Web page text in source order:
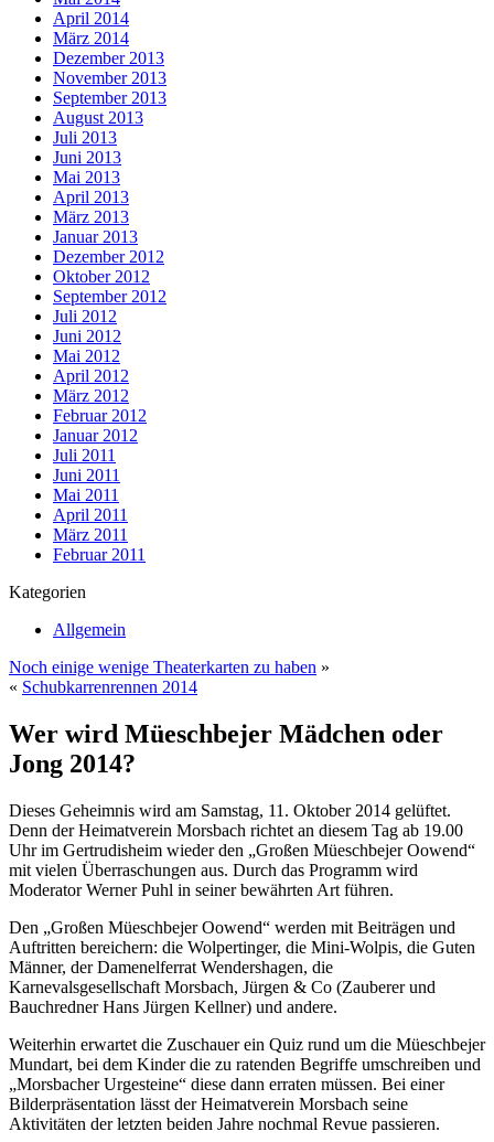
April 2014
März 2014
Dezember 2013
November 2013
September 2013
August 2013
Juli 2013
Juni 2013
Mai 2013
April 2013
März 2013
Januar 2013
Dezember 2012
Oktober 2012
September 2012
Juli 2012
Juni 2012
Mai 2012
April 2012
März 2012
Februar 2012
Januar 2012
Juli 2011
Juni 2011
Mai 2011
April 2011
März 2011
Februar 2011
Kategorien
Allgemein
Noch einige wenige Theaterkarten zu haben »
« Schubkarrenrennen 2014
Wer wird Müeschbejer Mädchen oder
Jong 2014?
Dieses Geheimnis wird am Samstag, 11. Oktober 2014 gelüftet.
Denn der Heimatverein Morsbach richtet an diesem Tag ab 19.00
Uhr im Gertrudisheim wieder den „Großen Müeschbejer Oowend“
mit vielen Überraschungen aus. Durch das Programm wird
Moderator Werner Puhl in seiner bewährten Art führen.
Den „Großen Müeschbejer Oowend“ werden mit Beiträgen und
Auftritten bereichern: die Wolpertinger, die Mini-Wolpis, die Guten
Männer, der Damenelferrat Wendershagen, die
Karnevalsgesellschaft Morsbach, Jürgen & Co (Zauberer und
Bauchredner Hans Jürgen Kellner) und andere.
Weiterhin erwartet die Zuschauer ein Quiz rund um die Müeschbejer
Mundart, bei dem Kinder die zu ratenden Begriffe umschreiben und
„Morsbacher Urgesteine“ diese dann erraten müssen. Bei einer
Bilderpräsentation lässt der Heimatverein Morsbach seine
Aktivitäten der letzten beiden Jahre nochmal Revue passieren.